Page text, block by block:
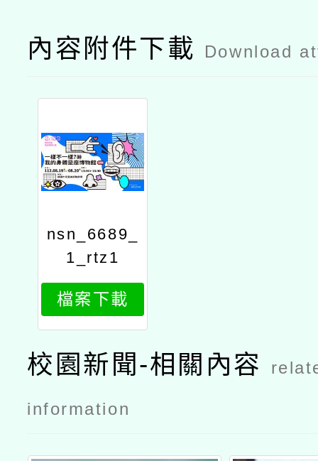
內容附件下載 Download
nsn_6689_
1_rtz1
檔案下載
校園新聞-相關內容
information